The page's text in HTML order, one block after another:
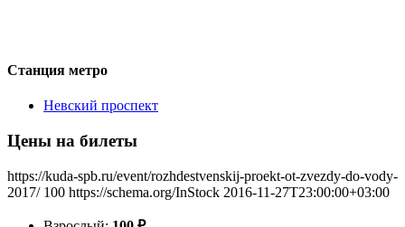
Станция метро
Невский проспект
Цены на билеты
https://kuda-spb.ru/event/rozhdestvenskij-proekt-ot-zvezdy-do-vody-
2017/ 100 https://schema.org/InStock 2016-11-27T23:00:00+03:00